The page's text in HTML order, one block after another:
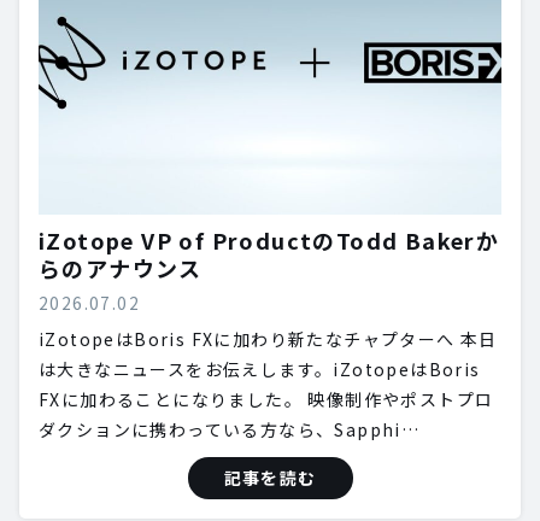
iZotope VP of ProductのTodd Bakerか
らのアナウンス
2026.07.02
iZotopeはBoris FXに加わり新たなチャプターへ 本日
は大きなニュースをお伝えします。iZotopeはBoris
FXに加わることになりました。 映像制作やポストプロ
ダクションに携わっている方なら、Sapphi…
記事を読む